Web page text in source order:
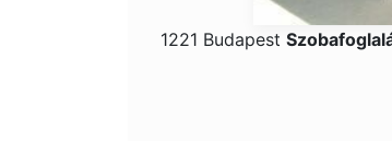
1221 Budapest